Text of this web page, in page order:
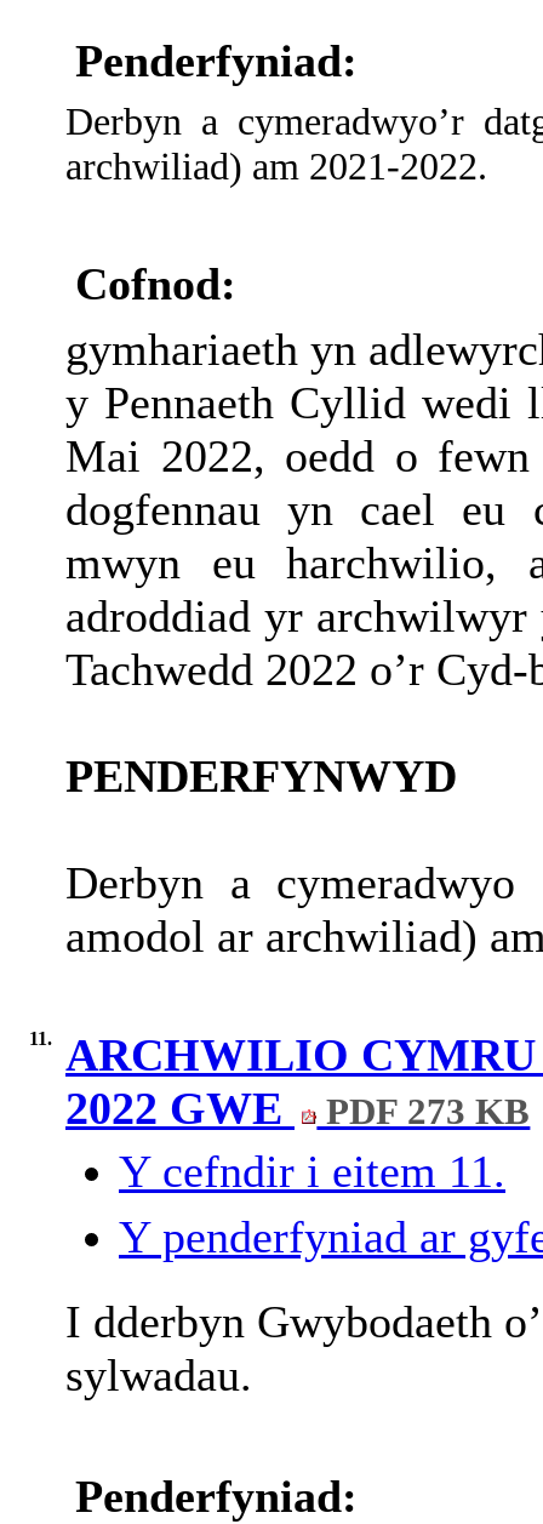
Penderfyniad:
Derbyn a cymeradwyo’r
archwiliad) am 2021-2022.
Cofnod:
gymhariaeth yn
y Pennaeth Cyllid wedi
Mai 2022, oedd o
dogfennau yn cael
mwyn eu
adroddiad yr
Tachwedd 2022 o’r
PENDERFYNWYD
Derbyn a
amodol ar archwiliad)
11.
ARCHWILIO
2022 GWE
PDF 273 KB
Y cefndir i eitem 11.
Y penderfyniad ar
I dderbyn Gwybodaeth
sylwadau.
Penderfyniad: